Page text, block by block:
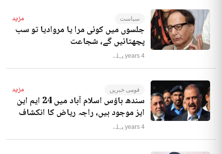
سیاست مزید
جلسوں میں کوئی مرا یا مروادیا تو سب
پچھتائیں گے، شجاعت
4 years پہلے
قومی خبریں مزید
سندھ ہاؤس اسلام آباد میں 24 ایم این
ایز موجود ہیں، راجہ ریاض کا انکشاف
4 years پہلے